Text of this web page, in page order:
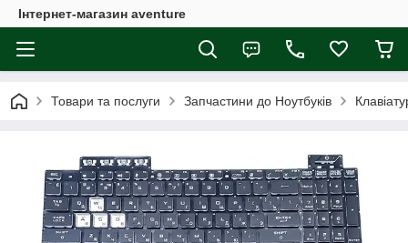
Інтернет-магазин aventure
Товари та послуги Запчастини до Ноутбуків